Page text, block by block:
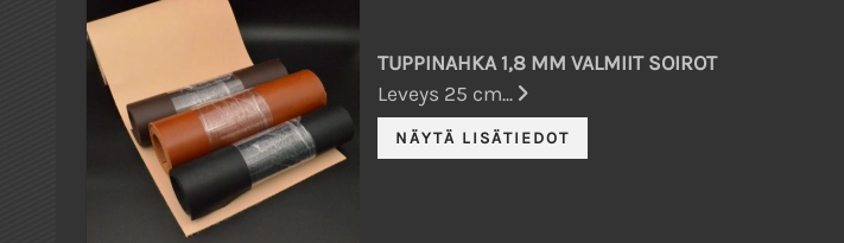
TUPPINAHKA 1,8 MM VALMIIT SOIROT
Leveys 25 cm...